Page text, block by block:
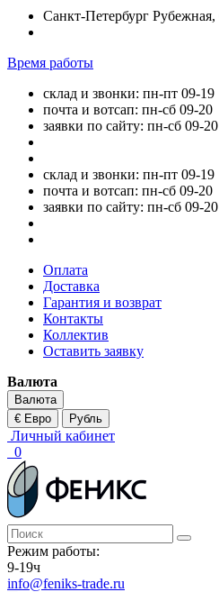
Санкт-Петербург
Время работы
склад и звонки: пн-пт 09-19
почта и вотсап: пн-сб 09-20
заявки по сайту: пн-сб 09-20
склад и звонки: пн-пт 09-19
почта и вотсап: пн-сб 09-20
заявки по сайту: пн-сб 09-20
Оплата
Доставка
Гарантия и возврат
Контакты
Коллектив
Оставить заявку
Валюта
Валюта
€ Евро
Рубль
Личный кабинет
0
Режим работы:
9-19ч
info@feniks-trade.ru